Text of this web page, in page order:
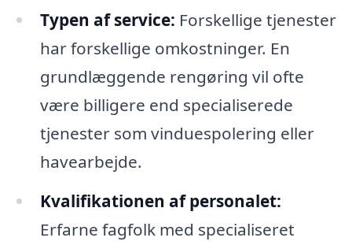
Typen af service: Forskellige tjenester
har forskellige omkostninger. En
grundlæggende rengøring vil ofte
være billigere end specialiserede
tjenester som vinduespolering eller
havearbejde.
Kvalifikationen af personalet:
Erfarne fagfolk med specialiseret